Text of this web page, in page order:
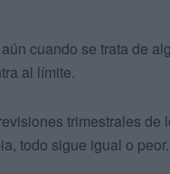
cuando se trata de
al límite.
trimestrales de
todo sigue igual o peor.